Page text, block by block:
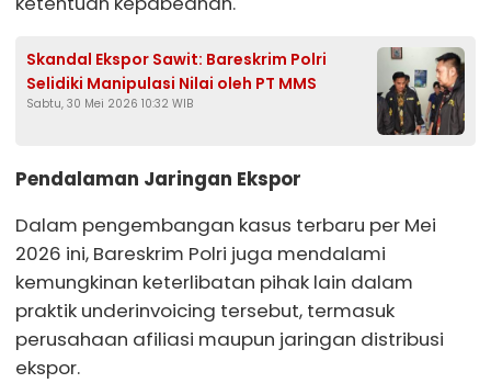
Skandal Ekspor Sawit: Bareskrim Polri
Selidiki Manipulasi Nilai oleh PT MMS
Sabtu, 30 Mei 2026 10:32 WIB
Pendalaman Jaringan Ekspor
Dalam pengembangan kasus terbaru per Mei
2026 ini, Bareskrim Polri juga mendalami
kemungkinan keterlibatan pihak lain dalam
praktik underinvoicing tersebut, termasuk
perusahaan afiliasi maupun jaringan distribusi
ekspor.